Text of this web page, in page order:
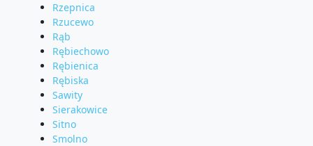
Rzepnica
Rzucewo
Rąb
Rębiechowo
Rębienica
Rębiska
Sawity
Sierakowice
Sitno
Smolno